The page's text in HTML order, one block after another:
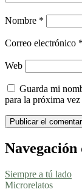
Nombre *
Correo electrónico *
Web
Guarda mi
para la próxima vez
Navegación
Siempre a tú lado
Microrelatos